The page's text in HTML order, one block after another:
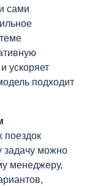
сами
ускоряет
подходит
поездок
задачу можно
менеджеру,